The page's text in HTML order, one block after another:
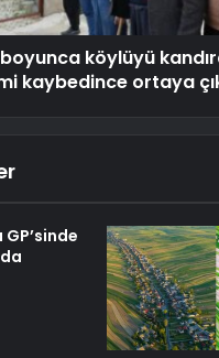
köylüyü
kaybedince ortaya